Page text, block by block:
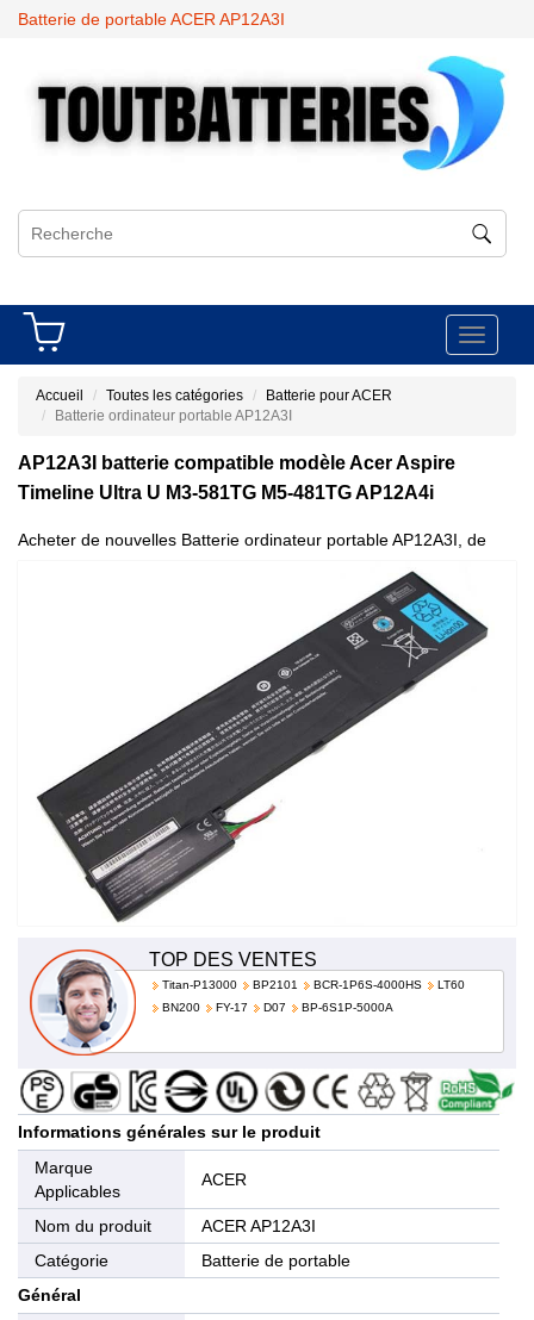
Batterie de portable ACER AP12A3I
Toggle
Accueil Toutes les catégories
Batterie pour ACER
Batterie ordinateur portable AP12A3I
AP12A3I batterie compatible modèle Acer Aspire
Timeline Ultra U M3-581TG M5-481TG AP12A4i
Acheter de nouvelles Batterie ordinateur portable AP12A3I, de
TOP DES VENTES
Titan-P13000 BP2101 BCR-1P6S-4000HS
LT60
BN200
FY-17 D07 BP-6S1P-5000A
Informations générales sur le produit
Marque
Applicables
ACER
Nom du produit
ACER AP12A3I
Catégorie
Batterie de portable
Général